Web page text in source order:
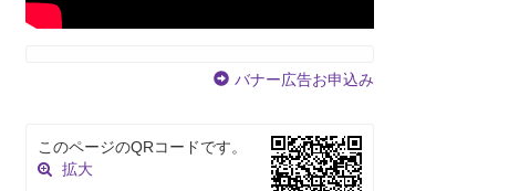
バナー広告お申込み
このページのQRコードです。
拡大